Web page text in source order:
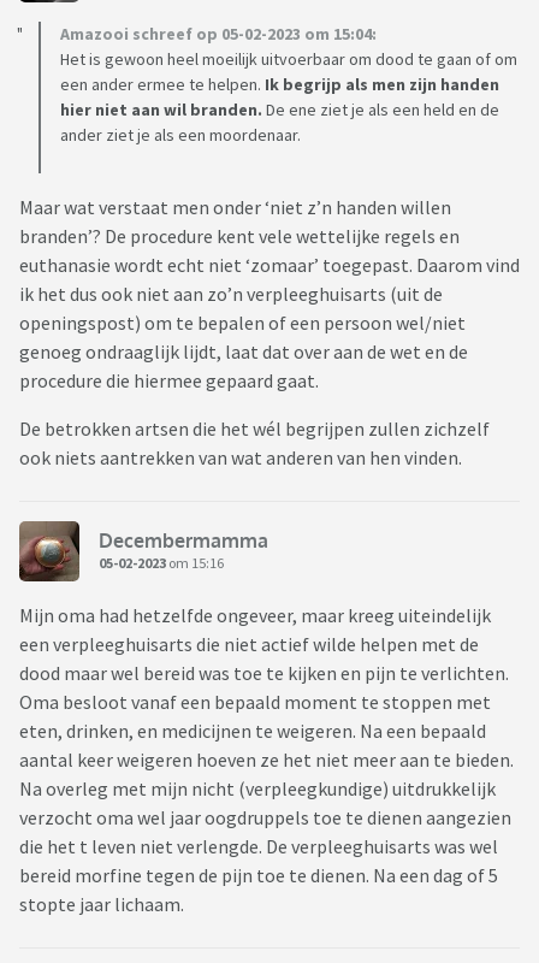
Amazooi schreef op 05-02-2023 om 15:04:
Het is gewoon heel moeilijk uitvoerbaar om dood te gaan of om
een ander ermee te helpen. Ik begrijp als men zijn handen
hier niet aan wil branden. De ene ziet je als een held en de
ander ziet je als een moordenaar.
Maar wat verstaat men onder ‘niet z’n handen willen
branden’? De procedure kent vele wettelijke regels en
euthanasie wordt echt niet ‘zomaar’ toegepast. Daarom vind
ik het dus ook niet aan zo’n verpleeghuisarts (uit de
openingspost) om te bepalen of een persoon wel/niet
genoeg ondraaglijk lijdt, laat dat over aan de wet en de
procedure die hiermee gepaard gaat.
De betrokken artsen die het wél begrijpen zullen zichzelf
ook niets aantrekken van wat anderen van hen vinden.
Decembermamma
05-02-2023 om 15:16
Mijn oma had hetzelfde ongeveer, maar kreeg uiteindelijk
een verpleeghuisarts die niet actief wilde helpen met de
dood maar wel bereid was toe te kijken en pijn te verlichten.
Oma besloot vanaf een bepaald moment te stoppen met
eten, drinken, en medicijnen te weigeren. Na een bepaald
aantal keer weigeren hoeven ze het niet meer aan te bieden.
Na overleg met mijn nicht (verpleegkundige) uitdrukkelijk
verzocht oma wel jaar oogdruppels toe te dienen aangezien
die het t leven niet verlengde. De verpleeghuisarts was wel
bereid morfine tegen de pijn toe te dienen. Na een dag of 5
stopte jaar lichaam.